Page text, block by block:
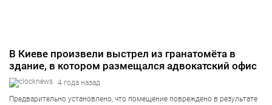
В Киеве произвели выстрел из гранатомёта в
здание, в котором размещался адвокатский офис
4 года назад
Предварительно установлено, что помещение повреждено в результате